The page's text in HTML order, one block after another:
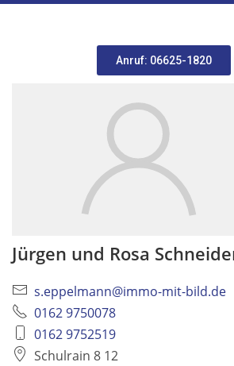
Anruf: 06625-1820
Jürgen und Rosa
s.eppelmann@immo-mit-bild.de
0162 9750078
0162 9752519
Schulrain 8 12